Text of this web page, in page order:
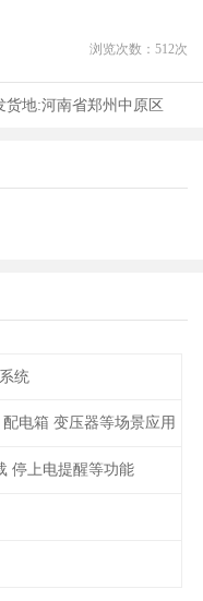
浏览次数： 512次
货地:河南省郑州中原区
统
电箱 变压器等场景应用
停上电提醒等功能